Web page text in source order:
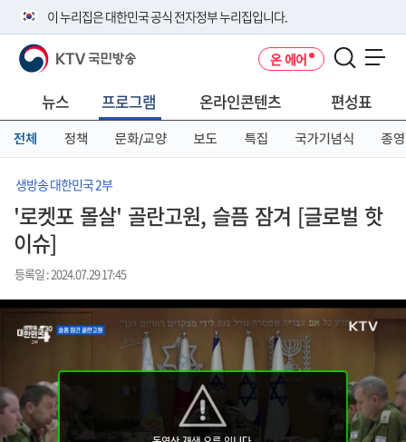
이 누리집은 대한민국 공식 전자정부 누리집입니다.
공식 누리집 주소 확인하기
니다.
이밖에 or.kr 또는 .kr등 다른 도메인 주소를 사용하고 있다면 아래 URL에
서 도메인 주소를 확인해 보세요
KTV 국민방송 온 에어
뉴스 프로그램 온라인콘텐츠 편성표
전체 정책 문화/교양 보도 특집 국가기념식 종영
생방송 대한민국 2부
'로켓포 몰살' 골란고원, 슬픔 잠겨 [글로벌 핫
이슈]
등록일 : 2024.07.29 17:45